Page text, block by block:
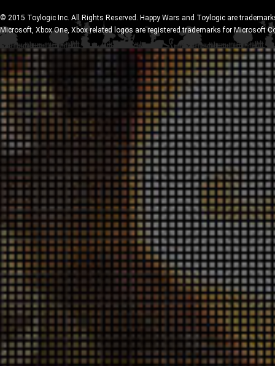
© 2015 Toylogic Inc. All Rights Reserved. Happy Wars and Toylogic are
Microsoft, Xbox One, Xbox related logos are registered trademarks for Microsoft